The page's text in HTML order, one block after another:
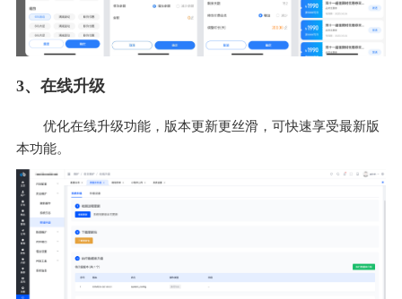
3、在线升级
优化在线升级功能，版本更新更丝滑，可快速享受最新版
本功能。